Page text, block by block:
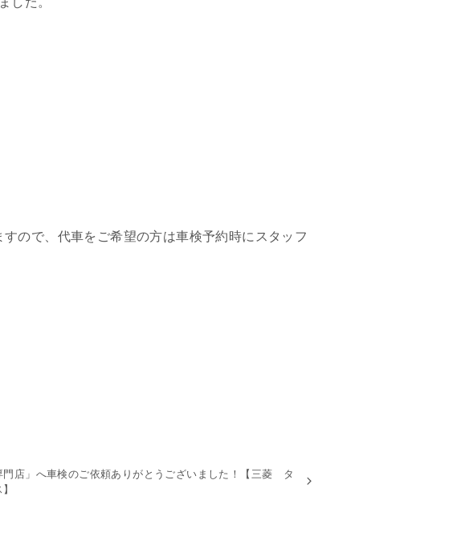
ので、代車をご希望の方は車検予約時にスタッフ
門店」へ車検のご依頼ありがとうございました！【三菱 タ